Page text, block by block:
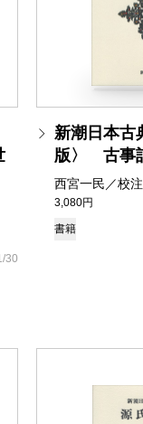
30
新潮日本古
版〉 古事
西宮一民／校注
3,080円
書籍